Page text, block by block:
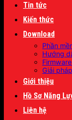
Tin tức
Kiến thức
Download
Phần
Hướng
Giải
Giới thiệu
Hồ Sơ Năng
Liên hệ